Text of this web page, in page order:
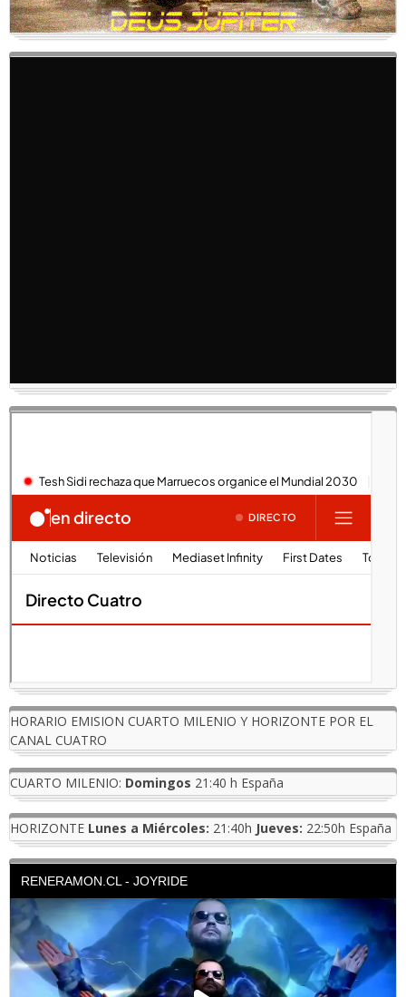
HORARIO EMISION CUARTO MILENIO Y HORIZONTE POR EL
CANAL CUATRO
CUARTO MILENIO: Domingos 21:40 h España
HORIZONTE Lunes a Miércoles: 21:40h Jueves: 22:50h España